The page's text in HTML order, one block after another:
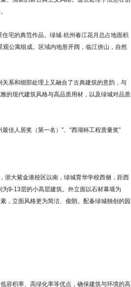
宅的典范作品。绿城·杭州春江花月总占地面积
公寓组成。区域内地形开阔，临江傍山，自然
系和细部处理上又融合了古典建筑的意韵，与
的现代建筑风格与高品质用材，以及绿城对品质
佳人居奖（第一名）”、“西湖杯工程质量奖”
大紫金港校区以南，绿城育华学校西侧，距西
9-13层的小高层建筑。外立面以石材幕墙为
，立面风格更为简洁、俊朗。配备绿城独创的园
积率、高绿化率等优点，确保建筑与环境的高